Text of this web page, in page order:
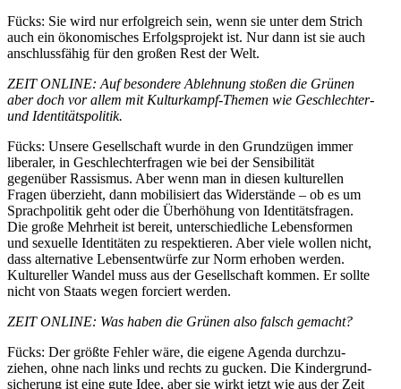
Fücks: Sie wird nur erfolg­reich sein, wenn sie unter dem Strich
auch ein ökono­mi­sches Erfolgs­projekt ist. Nur dann ist sie auch
anschluss­fähig für den großen Rest der Welt.
ZEIT ONLINE: Auf besondere Ablehnung stoßen die Grünen
aber doch vor allem mit Kultur­kampf-Themen wie Geschlechter-
und Identi­täts­po­litik.
Fücks: Unsere Gesell­schaft wurde in den Grund­zügen immer
liberaler, in Geschlech­ter­fragen wie bei der Sensi­bi­lität
gegenüber Rassismus. Aber wenn man in diesen kultu­rellen
Fragen überzieht, dann mobili­siert das Wider­stände – ob es um
Sprach­po­litik geht oder die Überhöhung von Identi­täts­fragen.
Die große Mehrheit ist bereit, unter­schied­liche Lebens­formen
und sexuelle Identi­täten zu respek­tieren. Aber viele wollen nicht,
dass alter­native Lebens­ent­würfe zur Norm erhoben werden.
Kultu­reller Wandel muss aus der Gesell­schaft kommen. Er sollte
nicht von Staats wegen forciert werden.
ZEIT ONLINE: Was haben die Grünen also falsch gemacht?
Fücks: Der größte Fehler wäre, die eigene Agenda durch­zu­
ziehen, ohne nach links und rechts zu gucken. Die Kinder­grund­
si­cherung ist eine gute Idee, aber sie wirkt jetzt wie aus der Zeit